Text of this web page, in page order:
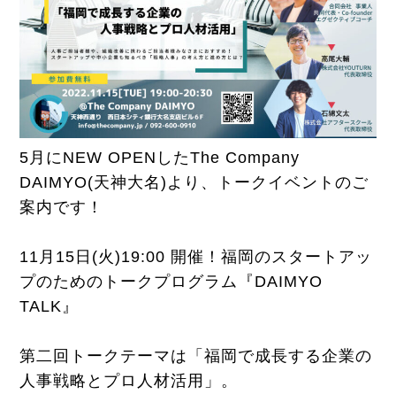
5月にNEW OPENしたThe Company
DAIMYO(天神大名)より、トークイベントのご
案内です！
11月15日(火)19:00 開催！福岡のスタートアッ
プのためのトークプログラム『DAIMYO
TALK』
第二回トークテーマは「福岡で成長する企業の
人事戦略とプロ人材活用 」。